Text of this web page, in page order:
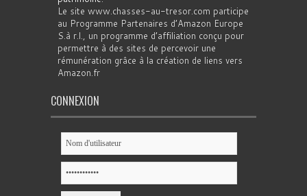
Le site www.chasses-au-tresor.com participe
au Programme Partenaires d’Amazon Europe
S.à r.l., un programme d’affiliation conçu pour
permettre à des sites de percevoir une
rémunération grâce à la création de liens vers
Amazon.fr
CONNEXION